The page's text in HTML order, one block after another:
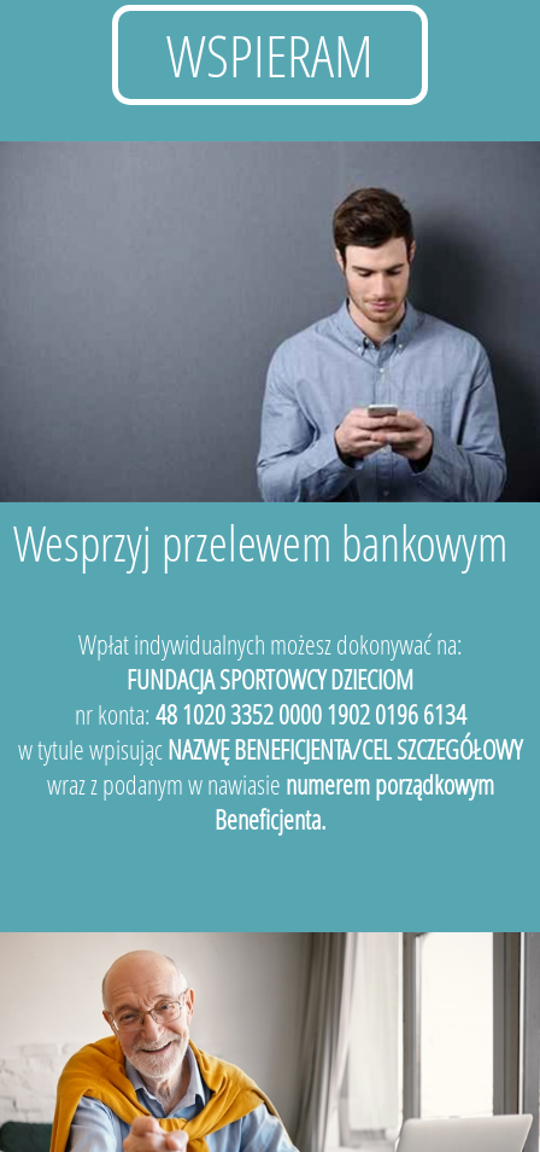
WSPIERAM
Wesprzyj przelewem bankowym
Wpłat indywidualnych możesz dokonywać na:
FUNDACJA SPORTOWCY DZIECIOM
nr konta: 48 1020 3352 0000 1902 0196 6134
w tytule wpisującNAZWĘ BENEFICJENTA/CEL SZCZEGÓŁOWY
wraz z podanym w nawiasie numerem porządkowym
Beneficjenta.